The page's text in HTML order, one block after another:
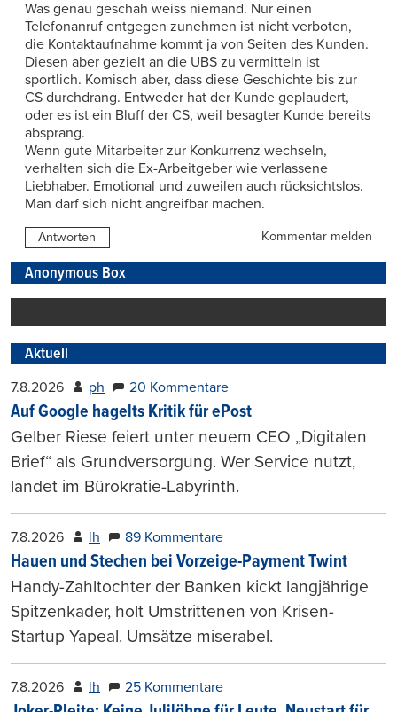
Was genau geschah weiss niemand. Nur einen
Telefonanruf entgegen zunehmen ist nicht verboten,
die Kontaktaufnahme kommt ja von Seiten des Kunden.
Diesen aber gezielt an die UBS zu vermitteln ist
sportlich. Komisch aber, dass diese Geschichte bis zur
CS durchdrang. Entweder hat der Kunde geplaudert,
oder es ist ein Bluff der CS, weil besagter Kunde bereits
absprang.
Wenn gute Mitarbeiter zur Konkurrenz wechseln,
verhalten sich die Ex-Arbeitgeber wie verlassene
Liebhaber. Emotional und zuweilen auch rücksichtslos.
Man darf sich nicht angreifbar machen.
Antworten Kommentar melden
Anonymous Box
Aktuell
7.8.2026 ph 20 Kommentare
Auf Google hagelts Kritik für ePost
Gelber Riese feiert unter neuem CEO „Digitalen
Brief“ als Grundversorgung. Wer Service nutzt,
landet im Bürokratie-Labyrinth.
7.8.2026 lh 89 Kommentare
Hauen und Stechen bei Vorzeige-Payment Twint
Handy-Zahltochter der Banken kickt langjährige
Spitzenkader, holt Umstrittenen von Krisen-
Startup Yapeal. Umsätze miserabel.
7.8.2026 lh 25 Kommentare